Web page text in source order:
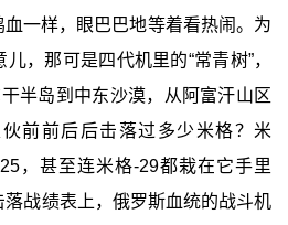
一样，眼巴巴地等着看热闹。为
，那可是四代机里的“常青树”，
半岛到中东沙漠，从阿富汗山区
前前后后击落过多少米格？米
，甚至连米格-29都栽在它手里
战绩表上，俄罗斯血统的战斗机